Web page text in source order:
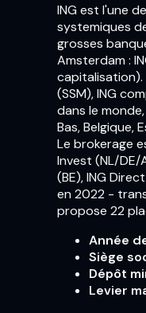
ING est l'une
systemiques
grosses
Amsterdam :
capitalisation).
(SSM), ING
dans le
Bas, Belgique,
Le brokerage
Invest (NL/DE/
(BE), ING
en 2022 -
propose 22
Année
Siège
Dépôt
Levier